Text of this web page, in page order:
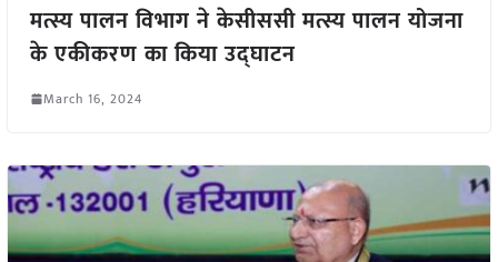
मत्स्य पालन विभाग ने केसीससी मत्स्य पालन योजना
के एकीकरण का किया उद्घाटन
March 16, 2024